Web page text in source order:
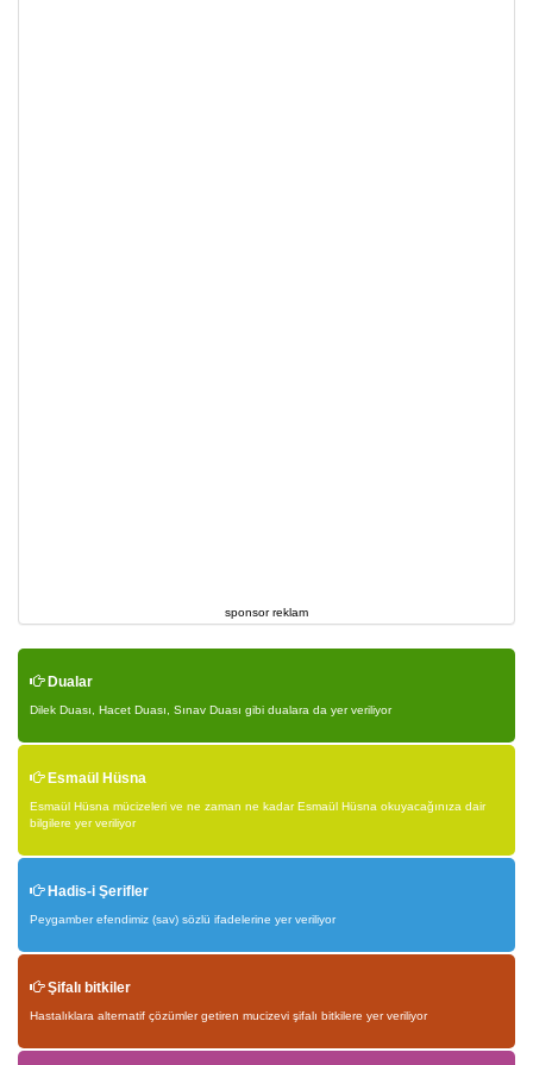
sponsor reklam
Dualar
Dilek Duası, Hacet Duası, Sınav Duası gibi dualara da yer veriliyor
Esmaül Hüsna
Esmaül Hüsna mücizeleri ve ne zaman ne kadar Esmaül Hüsna okuyacağınıza dair
bilgilere yer veriliyor
Hadis-i Şerifler
Peygamber efendimiz (sav) sözlü ifadelerine yer veriliyor
Şifalı bitkiler
Hastalıklara alternatif çözümler getiren mucizevi şifalı bitkilere yer veriliyor